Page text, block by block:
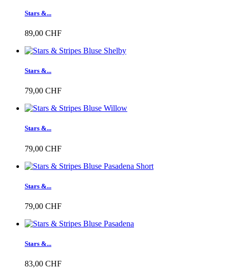
Stars &...
89,00 CHF
Stars &...
79,00 CHF
Stars &...
79,00 CHF
Stars &...
79,00 CHF
Stars &...
83,00 CHF